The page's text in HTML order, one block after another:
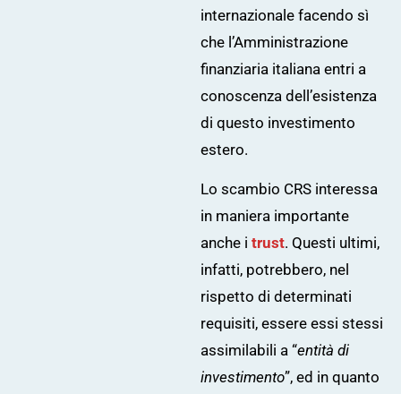
internazionale facendo sì
che l’Amministrazione
finanziaria italiana entri a
conoscenza dell’esistenza
di questo investimento
estero.
Lo scambio CRS interessa
in maniera importante
anche i trust. Questi ultimi,
infatti, potrebbero, nel
rispetto di determinati
requisiti, essere essi stessi
assimilabili a “entità di
investimento”, ed in quanto